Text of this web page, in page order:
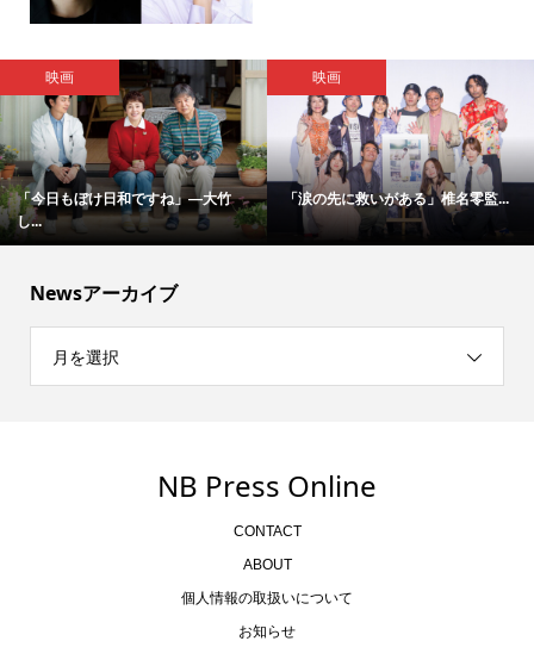
映画
「今日もぼけ日和ですね」―大竹
し...
映画
「涙の先に救いがある」椎名零監...
Newsアーカイブ
月を選択
NB Press Online
CONTACT
ABOUT
個人情報の取扱いについて
お知らせ